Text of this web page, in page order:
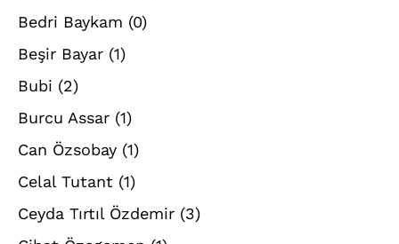
Bedri Baykam (0)
Beşir Bayar (1)
Bubi (2)
Burcu Assar (1)
Can Özsobay (1)
Celal Tutant (1)
Ceyda Tırtıl Özdemir (3)